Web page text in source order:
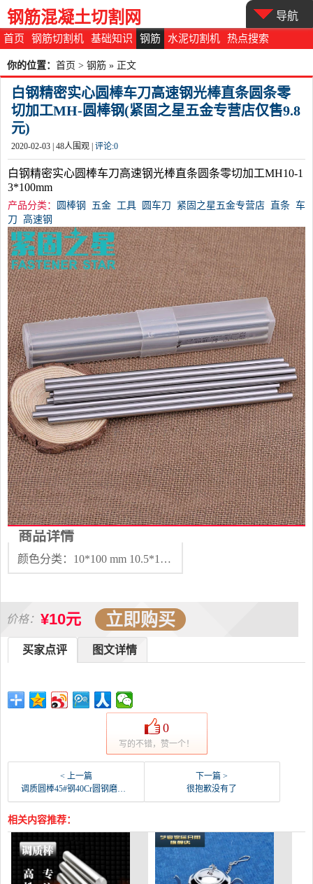
首页 钢筋切割机 基础知识 钢筋 水泥切割机 热点搜索
钢筋混凝土切割网 导航
你的位置： 首页 > 钢筋 » 正文
白钢精密实心圆棒车刀高速钢光棒直条圆条零
切加工MH-圆棒钢(紧固之星五金专营店仅售9.8
元)
2020-02-03 | 48人围观 | 评论:0
白钢精密实心圆棒车刀高速钢光棒直条圆条零切加工MH10-1
3*100mm
产品分类： 圆棒钢 五金 工具 圆车刀 紧固之星五金专营店 直条 车
刀
高速钢
商品详情
颜色分类：10*100 mm 10.5*100 mm 11*100 mm 11.5*100 mm 12*100 mm 12.5*100 mm 13*100 mm 其他规格请咨询客服
价格： ¥10元 立即购买
图文详情
买家点评
0
写的不错，赞一个！
< 上一篇
调质圆棒45#钢40Cr圆钢磨光棒冷拉光圆镀铬棒光-圆棒钢(鑫万亿五金专营店仅售4.79元)
下一篇 >
很抱歉没有了
相关内容推荐：